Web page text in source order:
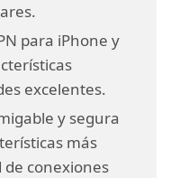
para iPhone y
excelentes.
y segura
más
de conexiones